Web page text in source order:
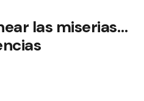
las miserias…